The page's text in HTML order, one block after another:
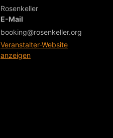
Rosenkeller
E-Mail
booking@rosenkeller.org
Veranstalter-Website
anzeigen